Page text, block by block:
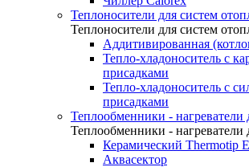
Теплоносители для систем
Теплоносители для систем
Аддитивированная
Тепло-хладоноситель с
присадками
Тепло-хладоноситель с
присадками
Теплообменники - нагреватели
Теплообменники - нагреватели
Керамический Thermotip
Аквасектор